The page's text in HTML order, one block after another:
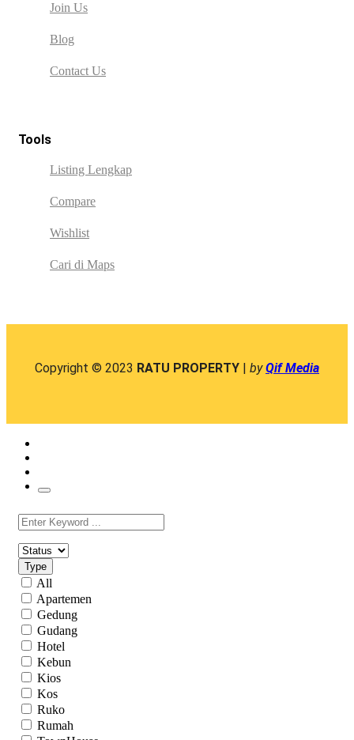
Join Us
Blog
Contact Us
Tools
Listing Lengkap
Compare
Wishlist
Cari di Maps
Copyright © 2023 RATU PROPERTY | byQif Media
Type
All
Apartemen
Gedung
Gudang
Hotel
Kebun
Kios
Kos
Ruko
Rumah